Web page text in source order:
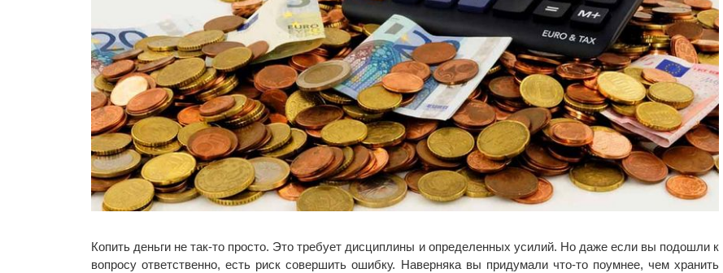
Копить деньги не так-то просто. Это требует дисциплины и определенных усилий. Но даже если вы подошли к
вопросу ответственно, есть риск совершить ошибку. Наверняка вы придумали что-то поумнее, чем хранить